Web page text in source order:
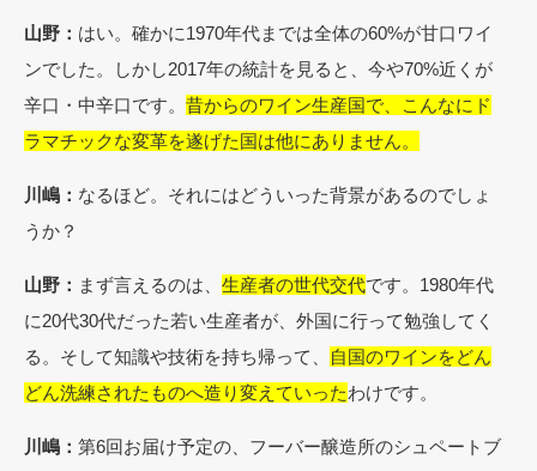
山野： はい。確かに1970年代までは全体の60%が甘口ワイ
ンでした。しかし2017年の統計を見ると、今や70%近くが
辛口・中辛口です。 昔からのワイン生産国で、こんなにド
ラマチックな変革を遂げた国は他にありません。
川嶋： なるほど。それにはどういった背景があるのでしょ
うか？
山野： まず言えるのは、 生産者の世代交代です。1980年代
に20代30代だった若い生産者が、外国に行って勉強してく
る。そして知識や技術を持ち帰って、
自国のワインをどん
どん洗練されたものへ造り変えていったわけです。
川嶋： 第6回お届け予定の、フーバー醸造所のシュペートブ